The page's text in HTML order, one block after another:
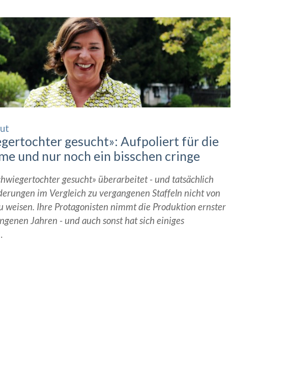
gesucht»: Aufpoliert für die
und nur noch ein bisschen cringe
gesucht» überarbeitet - und tatsächlich
im Vergleich zu vergangenen Staffeln nicht von
weisen. Ihre Protagonisten nimmt die Produktion ernster
Jahren - und auch sonst hat sich einiges